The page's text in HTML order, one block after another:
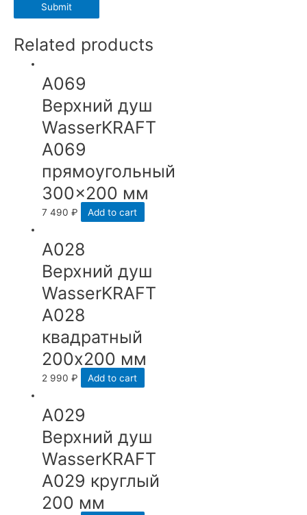
Related products
А069
Верхний душ
WasserKRAFT
A069
прямоугольный
300×200 мм
7 490₽ Add to cart
А028
Верхний душ
WasserKRAFT
A028
квадратный
200х200 мм
2 990₽ Add to cart
А029
Верхний душ
WasserKRAFT
A029 круглый
200 мм